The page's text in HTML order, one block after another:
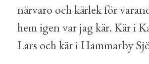
närvaro och kärlek för
hem igen var jag kär. Kär i
Lars och kär i Hammarby